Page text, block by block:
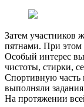
Затем участников
пятнами. При этом
Особый интерес
чистоты, стирки,
Спортивную часть
выполняли
На протяжении